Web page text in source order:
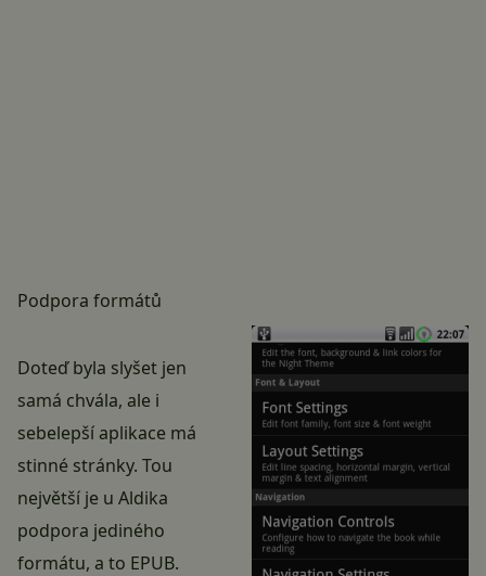
Podpora formátů
Doteď byla slyšet jen
samá chvála, ale i
sebelepší aplikace má
stinné stránky. Tou
největší je u Aldika
podpora jediného
formátu, a to EPUB.